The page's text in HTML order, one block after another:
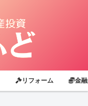
リフォーム 金